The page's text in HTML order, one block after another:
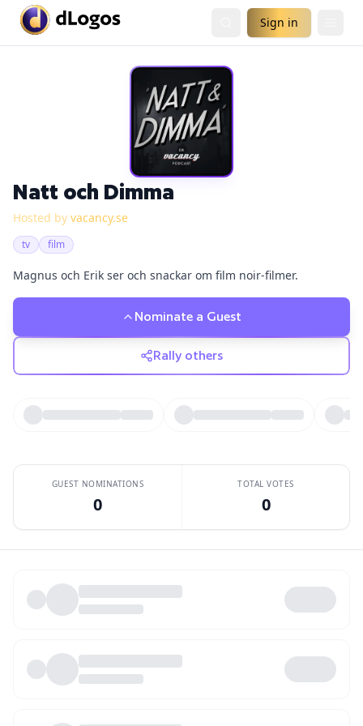
Sign in
Natt och Dimma
Hosted by vacancy.se
tv film
Magnus och Erik ser och snackar om film noir-filmer.
Nominate a Guest
Rally others
GUEST NOMINATIONS
0
TOTAL VOTES
0